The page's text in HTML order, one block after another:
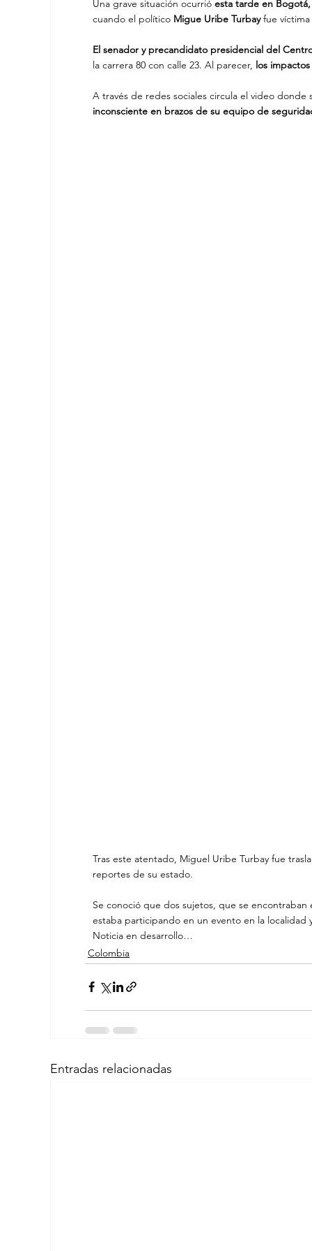
Una grave situación ocurrió esta tarde en
cuando el político Migue Uribe Turbay fue
El senador y precandidato presidencial del
la carrera 80 con calle 23. Al parecer, los
A través de redes sociales circula el video
inconsciente en brazos de su equipo de
Tras este atentado, Miguel Uribe Turbay fue
reportes de su estado.
Se conoció que dos sujetos, que se
estaba participando en un evento en la localidad
Noticia en desarrollo…
Colombia
Entradas relacionadas